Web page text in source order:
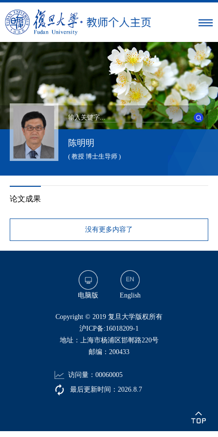
陈明明
( 教授 博士生导师 )
论文成果
没有更多内容了
电脑版 English
​Copyright © 2019 复旦大学版权所有
沪ICP备:16018209-1
地址：上海市杨浦区邯郸路220号
邮编：200433
访问量： 00060005
最后更新时间： 2026 8 7